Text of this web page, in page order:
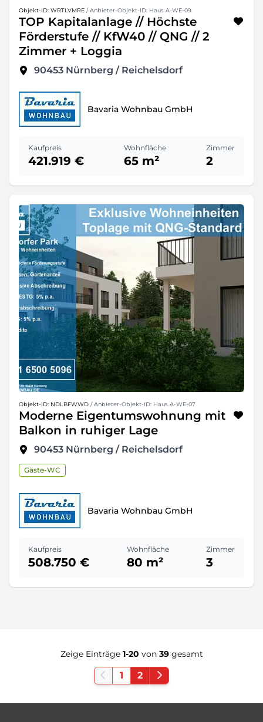
Objekt-ID: WRTLVMRE / Anbieter-Objekt-ID: Haus A-WE-09
TOP Kapitalanlage // Höchste
Förderstufe // KfW40 // QNG // 2
Zimmer + Loggia
90453 Nürnberg / Reichelsdorf
Bavaria Wohnbau GmbH
Kaufpreis
421.919 €
Wohnfläche
65 m²
Zimmer
2
Objekt-ID: NDLBFWWD / Anbieter-Objekt-ID: Haus A-WE-07
Moderne Eigentumswohnung mit
Balkon in ruhiger Lage
90453 Nürnberg / Reichelsdorf
Gäste-WC
Bavaria Wohnbau GmbH
Kaufpreis
508.750 €
Wohnfläche
80 m²
Zimmer
3
Zeige Einträge 1-20 von 39gesamt
1 2